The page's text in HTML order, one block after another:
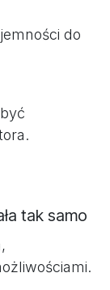
do
tak samo